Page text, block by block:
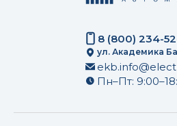
8 (800) 234-
ул. Академика
Пн–Пт: